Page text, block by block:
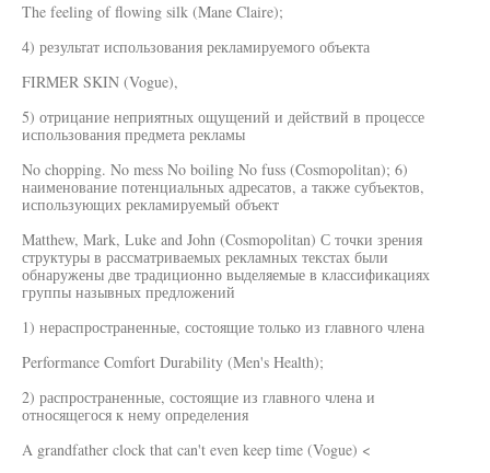
The feeling of flowing silk (Mane Claire);
4) результат использования рекламируемого объекта
FIRMER SKIN (Vogue),
5) отрицание неприятных ощущений и действий в процессе
использования предмета рекламы
No chopping. No mess No boiling No fuss (Cosmopolitan); 6)
наименование потенциальных адресатов, а также субъектов,
использующих рекламируемый объект
Matthew, Mark, Luke and John (Cosmopolitan) С точки зрения
структуры в рассматриваемых рекламных текстах были
обнаружены две традиционно выделяемые в классификациях
группы назывных предложений
1) нераспространенные, состоящие только из главного члена
Performance Comfort Durability (Men's Health);
2) распространенные, состоящие из главного члена и
относящегося к нему определения
A grandfather clock that can't even keep time (Vogue) <